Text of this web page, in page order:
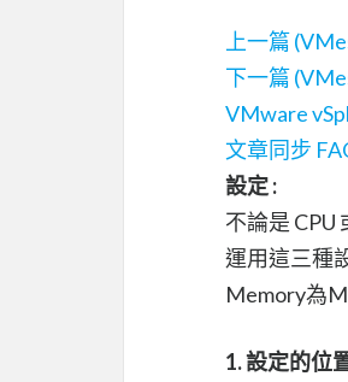
上一篇
下一篇
VMware
文章同步
設定 :
不論是 CPU
運用這三種
Memory為
1. 設定的位